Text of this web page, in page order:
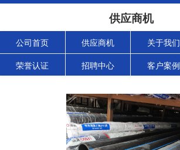
供应商机
公司首页 供应商机 关于我们
荣誉认证 招聘中心 客户案例